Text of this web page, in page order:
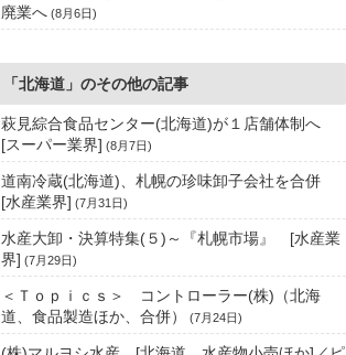
廃業へ (8月6日)
「北海道」のその他の記事
萩見綜合食品センター(北海道)が１店舗体制へ
[スーパー業界] (8月7日)
道南冷蔵(北海道)、札幌の珍味卸子会社を合併
[水産業界] (7月31日)
水産大卸・決算特集(５)～『札幌市場』 [水産業
界] (7月29日)
＜Ｔｏｐｉｃｓ＞ コントローラー(株)（北海
道、食品製造ほか、合併）
(7月24日)